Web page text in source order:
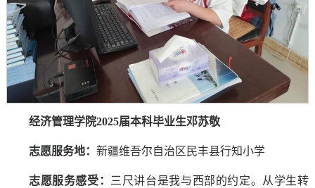
经济管理学院2025届本科毕业生邓苏敬
志愿服务地： 新疆维吾尔自治区民丰县行知小学
志愿服务感受 ：
三尺讲台是我与西部的约定。从学生转